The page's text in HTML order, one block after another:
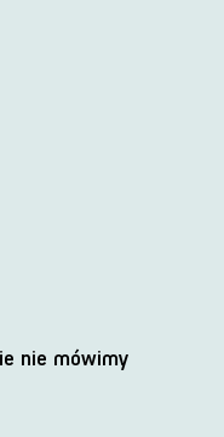
nie mówimy